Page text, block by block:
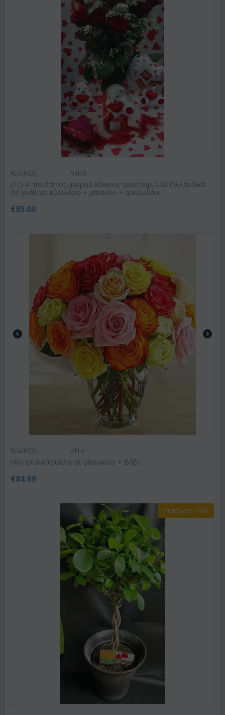
ΚΩΔΙΚΟΣ: Valn5
(11) A' ποιότητος μακρυά κόκκινα τριαντάφυλλα Ολλανδικά
σε γυάλινο κύλινδρο + μπαλόνι + αρκουδάκι
€85.00
ΚΩΔΙΚΟΣ: Af14
(40) τριαντάφυλλα σε μπουκέτο + Βάζο
€84.99
Έκπτωση 19%